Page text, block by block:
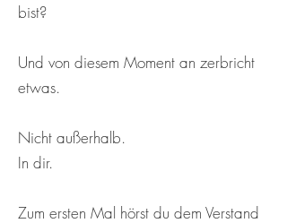
bist?
Und von diesem Moment an zerbricht
etwas.
Nicht außerhalb.
In dir.
Zum ersten Mal hörst du dem Verstand